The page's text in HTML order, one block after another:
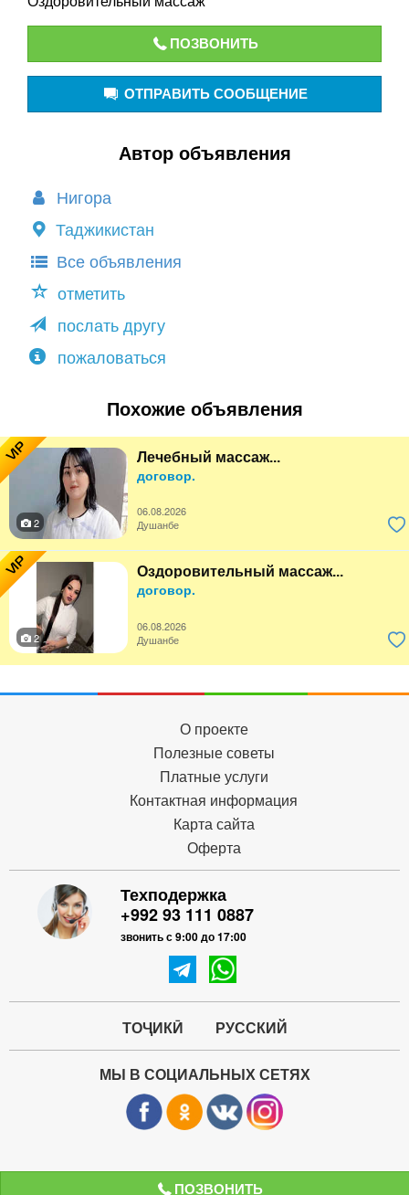
ПОЗВОНИТЬ
ПОЗВОНИТЬ
ОТПРАВИТЬ СООБЩЕНИЕ
Автор объявления
Нигора
Таджикистан
Все объявления
отметить
послать другу
пожаловаться
Похожие объявления
VIP Лечебный массаж...
договор.
06.08.2026
2
Душанбе
VIP Оздоровительный массаж...
договор.
06.08.2026
2
Душанбе
О проекте
Полезные советы
Платные услуги
Контактная информация
Карта сайта
Оферта
Техподержка
+992 93 111 0887
звонить с 9:00 до 17:00
ТОҶИКӢ РУССКИЙ
МЫ В СОЦИАЛЬНЫХ СЕТЯХ